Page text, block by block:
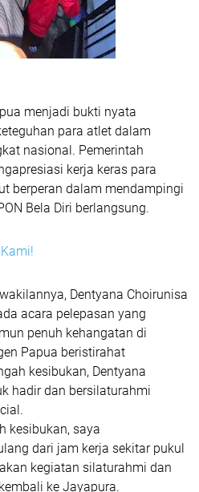
menjadi bukti nyata
para atlet dalam
nasional. Pemerintah
kerja keras para
berperan dalam mendampingi
Bela Diri berlangsung.
Dentyana Choirunisa
acara pelepasan yang
penuh kehangatan di
Papua beristirahat
kesibukan, Dentyana
hadir dan bersilaturahmi
kesibukan, saya
dari jam kerja sekitar pukul
kegiatan silaturahmi dan
ke Jayapura.